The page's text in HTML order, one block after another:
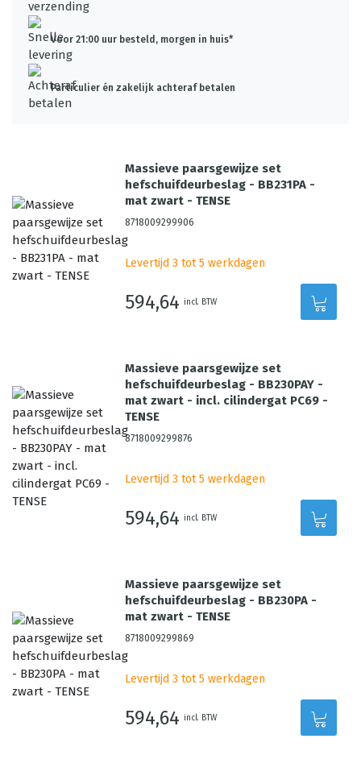
Voor 21:00 uur besteld, morgen in huis*
Particulier én zakelijk achteraf betalen
Massieve paarsgewijze set
hefschuifdeurbeslag - BB231PA -
mat zwart - TENSE
8718009299906
Levertijd 3 tot 5 werkdagen
594,64 incl. BTW
Massieve paarsgewijze set
hefschuifdeurbeslag - BB230PAY -
mat zwart - incl. cilindergat PC69 -
TENSE
8718009299876
Levertijd 3 tot 5 werkdagen
594,64 incl. BTW
Massieve paarsgewijze set
hefschuifdeurbeslag - BB230PA -
mat zwart - TENSE
8718009299869
Levertijd 3 tot 5 werkdagen
594,64 incl. BTW